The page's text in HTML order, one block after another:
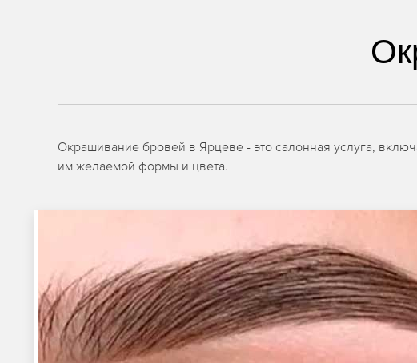
Окрашивание бровей в Ярцеве - это салонная услуга,
им желаемой формы и цвета.